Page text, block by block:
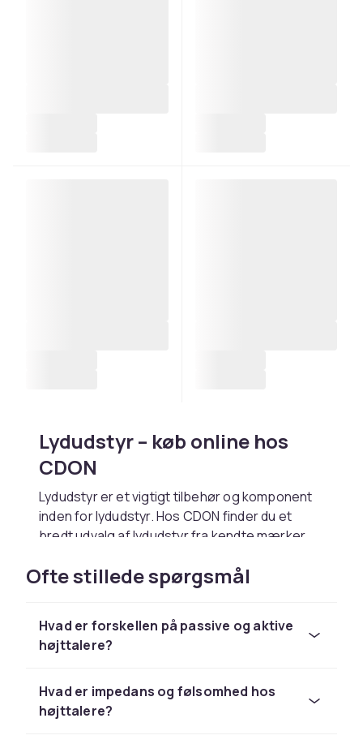
Lydudstyr – køb online hos
CDON
Lydudstyr er et vigtigt tilbehør og komponent
inden for lydudstyr. Hos CDON finder du et
bredt udvalg af lydudstyr fra kendte mærker
Marshall til konkurrencedygtige priser.
budget. Kontrollér kompatibilitet med dit
eksisterende udstyr og læs kundeanmeldelser
for det bedste køb. Hos CDON handler du trygt
Udforsk hele sortimentet af lydudstyr hos
CDON.
Ofte stillede spørgsmål
Hvad er forskellen på passive og aktive
højttalere?
Hvad er impedans og følsomhed hos
højttalere?